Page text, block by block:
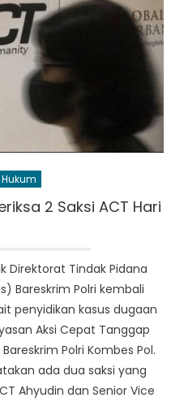
Hukum
2 Saksi ACT Hari
Direktorat Tindak Pidana
Bareskrim Polri kembali
penyidikan kasus dugaan
Aksi Cepat Tanggap
Polri Kombes Pol.
ada dua saksi yang
Ahyudin dan Senior Vice